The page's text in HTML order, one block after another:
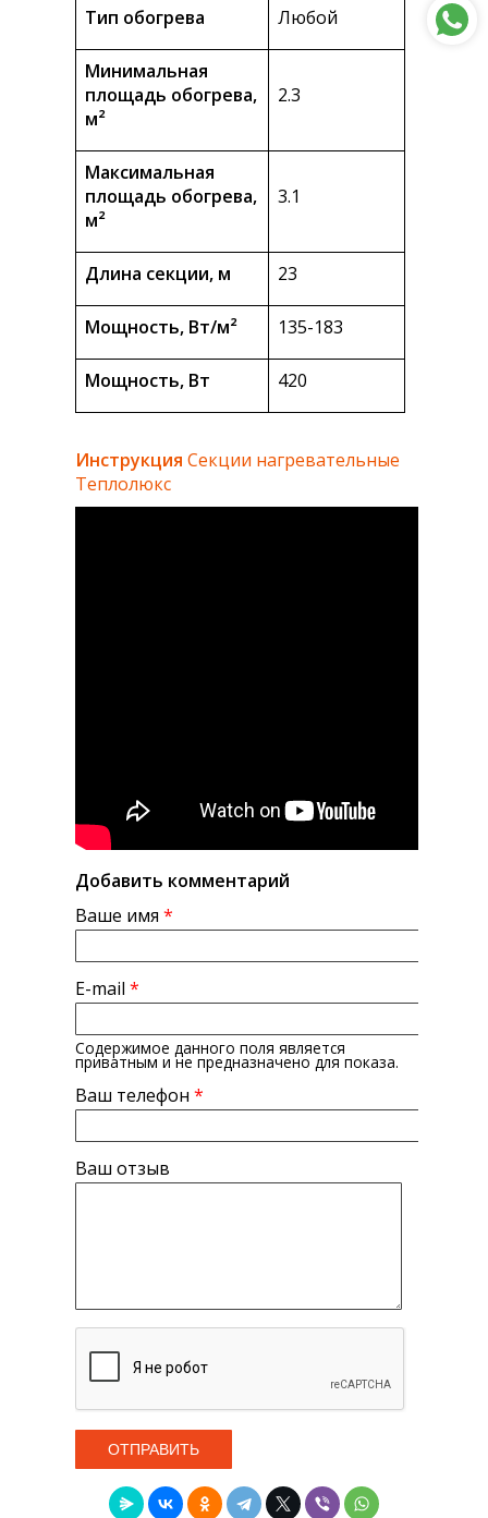
Тип обогрева Любой
Минимальная
площадь обогрева,
м²
2.3
Максимальная
площадь обогрева,
м²
3.1
Длина секции, м 23
Мощность, Вт/м² 135-183
Мощность, Вт 420
Инструкция Секции нагревательные
Теплолюкс
Добавить комментарий
Ваше имя *
E-mail *
Содержимое данного поля является
приватным и не предназначено для показа.
Ваш телефон *
Ваш отзыв